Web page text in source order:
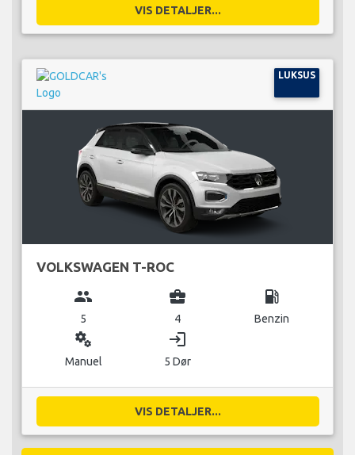
VIS DETALJER...
LUKSUS
VOLKSWAGEN T-ROC
group
5
business_center
4
local_gas_station
Benzin
miscellaneous_services
Manuel
login
5 Dør
VIS DETALJER...